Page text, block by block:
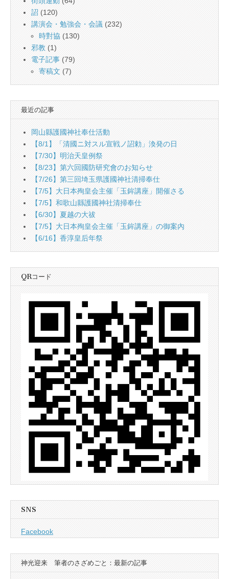
詔 (120)
講演会・勉強会・会議 (232)
時對協 (130)
邪教 (1)
電子記事 (79)
寄稿文 (7)
最近の記事
岡山縣護國神社奉仕活動
【8/1】「清國ニ対スル宣戦ノ詔勅」渙発の日
【7/30】明治天皇例祭
【8/23】第六回國防研究會のお知らせ
【7/26】第三回埼玉県護國神社清掃奉仕
【7/5】大日本殉皇会主催「玉鉾講座」開催さる
【7/5】和歌山縣護國神社清掃奉仕
【6/30】夏越の大祓
【7/5】大日本殉皇会主催「玉鉾講座」の御案內
【6/16】香淳皇后年祭
QRコード
SNS
Facebook
神光迎来 筆者のさざめごと：最新の記事